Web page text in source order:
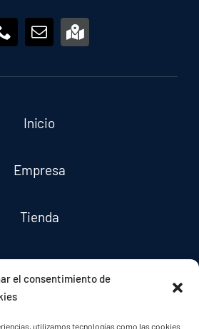
el consentimiento de
utilizamos tecnologías como las cookies
Inicio
Empresa
Tienda
Servicios